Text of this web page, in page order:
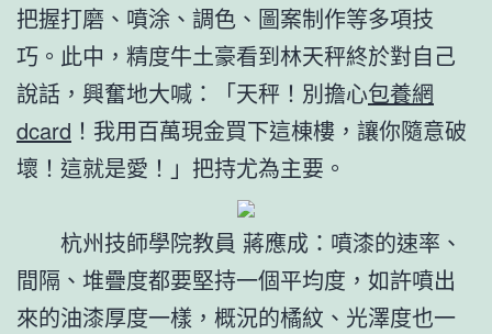
把握打磨、噴涂、調色、圖案制作等多項技
巧。此中，精度牛土豪看到林天秤終於對自己
說話，興奮地大喊：「天秤！別擔心包養網
dcard ！我用百萬現金買下這棟樓，讓你隨意破
壞！這就是愛！」把持尤為主要。
杭州技師學院教員 蔣應成：噴漆的速率、
間隔、堆疊度都要堅持一個平均度，如許噴出
來的油漆厚度一樣，概況的橘紋、光澤度也一